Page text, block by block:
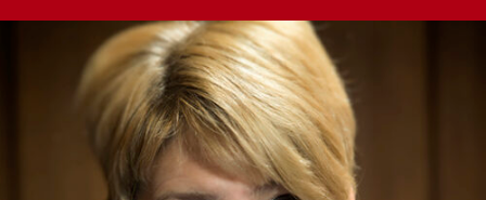
THEATERPÄDAGOGIK ÖFFNEN
BESUCH ÖFFNEN